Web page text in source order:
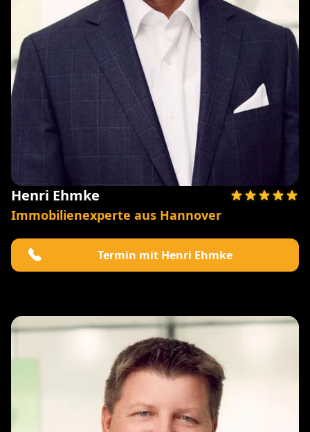
Henri Ehmke
Immobilienexperte aus Hannover
Termin mit Henri Ehmke